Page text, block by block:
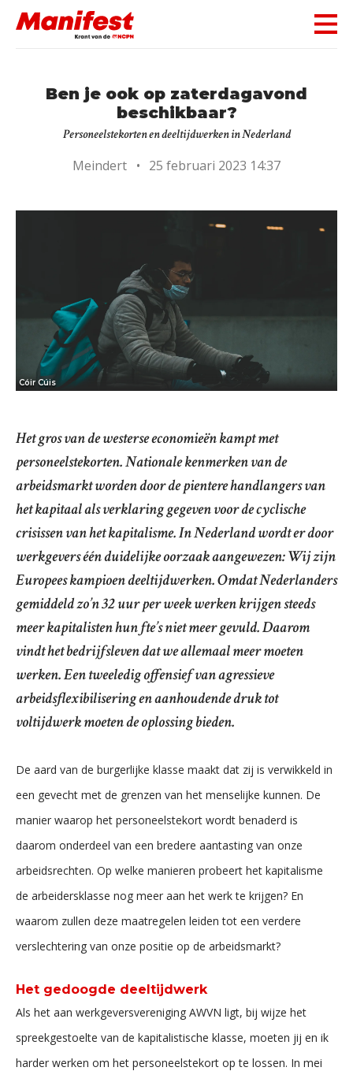
Skip navigation
Ben je ook op zaterdagavond
beschikbaar?
Personeelstekorten en deeltijdwerken in Nederland
Meindert • 25 februari 2023 14:37
Cóir Cúis
Het gros van de westerse economieën kampt met
personeelstekorten. Nationale kenmerken van de
arbeidsmarkt worden door de pientere handlangers van
het kapitaal als verklaring gegeven voor de cyclische
crisissen van het kapitalisme. In Nederland wordt er door
werkgevers één duidelijke oorzaak aangewezen: Wij zijn
Europees kampioen deeltijdwerken. Omdat Nederlanders
gemiddeld zo’n 32 uur per week werken krijgen steeds
meer kapitalisten hun fte’s niet meer gevuld. Daarom
vindt het bedrijfsleven dat we allemaal meer moeten
werken. Een tweeledig offensief van agressieve
arbeidsflexibilisering en aanhoudende druk tot
voltijdwerk moeten de oplossing bieden.
De aard van de burgerlijke klasse maakt dat zij is verwikkeld in
een gevecht met de grenzen van het menselijke kunnen. De
manier waarop het personeelstekort wordt benaderd is
daarom onderdeel van een bredere aantasting van onze
arbeidsrechten. Op welke manieren probeert het kapitalisme
de arbeidersklasse nog meer aan het werk te krijgen? En
waarom zullen deze maatregelen leiden tot een verdere
verslechtering van onze positie op de arbeidsmarkt?
Het gedoogde deeltijdwerk
Als het aan werkgeversvereniging AWVN ligt, bij wijze het
spreekgestoelte van de kapitalistische klasse, moeten jij en ik
harder werken om het personeelstekort op te lossen. In mei